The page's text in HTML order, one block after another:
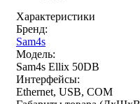
Характеристики
Бренд:
Sam4s
Модель:
Sam4s Ellix 50DB
Интерфейсы:
Ethernet, USB, COM